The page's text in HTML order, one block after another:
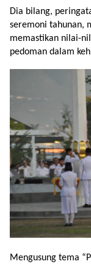
Dia bilang,
seremoni tahunan,
memastikan nilai-
pedoman dalam
Mengusung tema